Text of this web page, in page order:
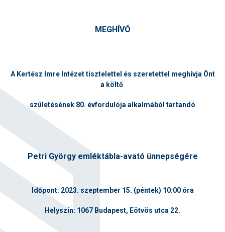
MEGHÍVÓ
A Kertész Imre Intézet tisztelettel és szeretettel meghívja Önt
a költő
születésének 80. évfordulója alkalmából tartandó
Petri György emléktábla-avató ünnepségére
Időpont: 2023. szeptember 15. (péntek) 10:00 óra
Helyszín: 1067 Budapest, Eötvös utca 22.